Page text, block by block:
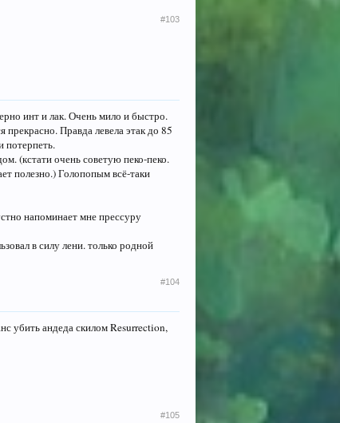
#103
инт и лак. Очень мило и быстро.
Правда левела этак до 85
потерпеть.
(кстати очень советую пеко-пеко.
полезно.) Голопопым всё-таки
напоминает мне прессуру
в силу лени. только родной
#104
убить андеда скилом Resurrection,
#105